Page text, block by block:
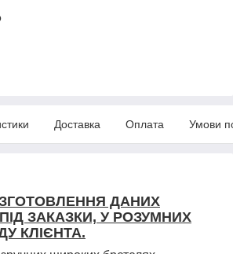
Доставка Оплата Умови
ДАНИХ
ЗАКАЗКИ, У РОЗУМНИХ
КЛІЄНТА.